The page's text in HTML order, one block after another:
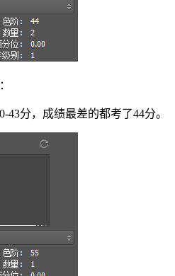
分，成绩最差的都考了44分。